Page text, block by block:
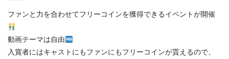
ファンと力を合わせてフリーコインを獲得できるイベントが開催
動画テーマは自由
入賞者にはキャストにもファンにもフリーコインが貰えるので、